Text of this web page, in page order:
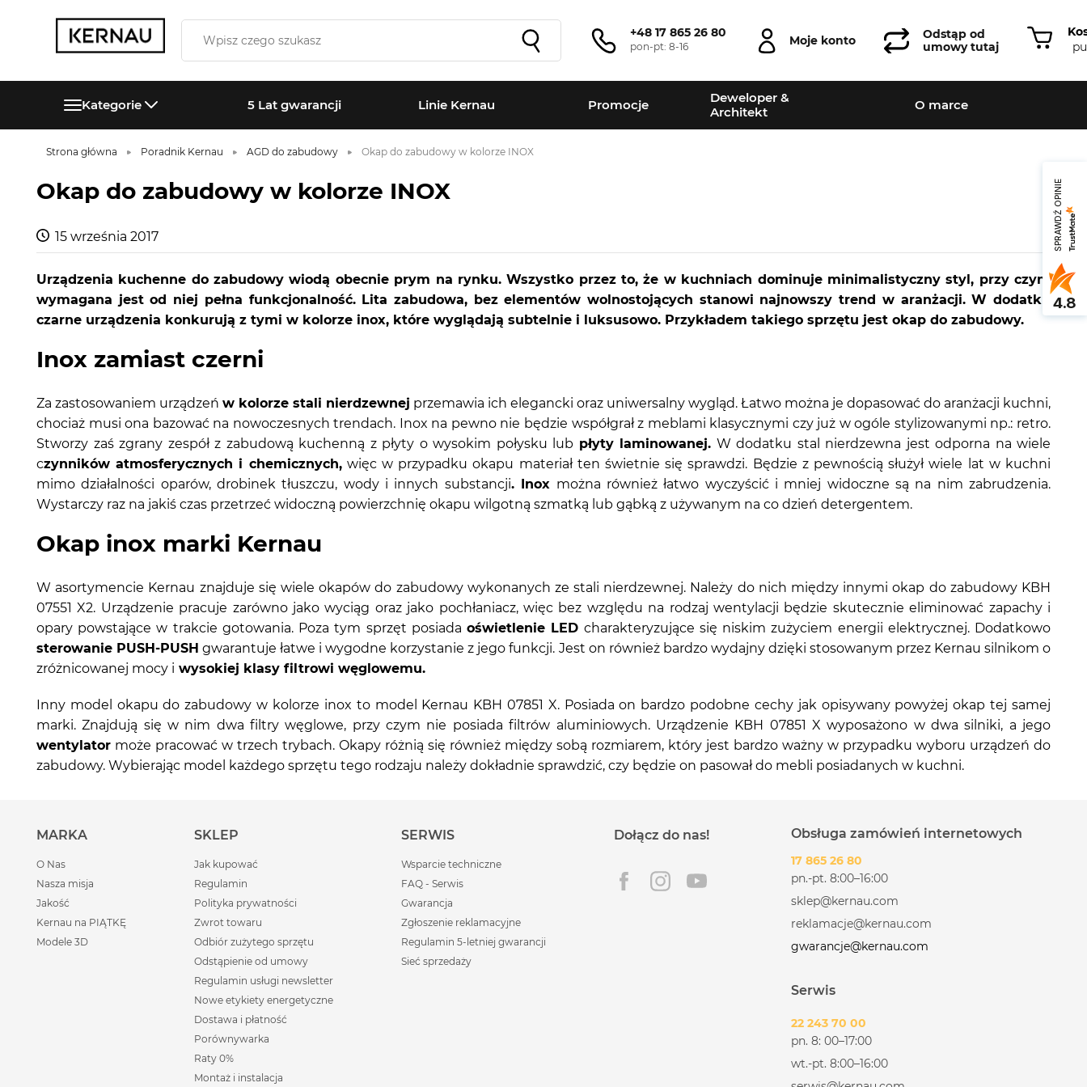
+48 17 865 26 80
pon-pt: 8-16 Moje konto
Odstąp od
umowy tutaj
Kategorie 5 Lat gwarancji Linie Kernau Promocje
Deweloper &
Architekt
O marce
Strona główna Poradnik Kernau AGD do zabudowy Okap do zabudowy w kolorze INOX
Okap do zabudowy w kolorze INOX
15 września 2017
Urządzenia kuchenne do zabudowy wiodą obecnie prym na rynku. Wszystko przez to, że w kuchniach dominuje minimalistyczny styl, przy czym
wymagana jest od niej pełna funkcjonalność. Lita zabudowa, bez elementów wolnostojących stanowi najnowszy trend w aranżacji. W dodatku
czarne urządzenia konkurują z tymi w kolorze inox, które wyglądają subtelnie i luksusowo. Przykładem takiego sprzętu jest okap do zabudowy.
Inox zamiast czerni
Za zastosowaniem urządzeń w kolorze stali nierdzewnej przemawia ich elegancki oraz uniwersalny wygląd. Łatwo można je dopasować do aranżacji kuchni,
chociaż musi ona bazować na nowoczesnych trendach. Inox na pewno nie będzie współgrał z meblami klasycznymi czy już w ogóle stylizowanymi np.: retro.
Stworzy zaś zgrany zespół z zabudową kuchenną z płyty o wysokim połysku lub płyty laminowanej. W dodatku stal nierdzewna jest odporna na wiele
czynników atmosferycznych i chemicznych,więc w przypadku okapu materiał ten świetnie się sprawdzi. Będzie z pewnością służył wiele lat w kuchni
mimo działalności oparów, drobinek tłuszczu, wody i innych substancji. Inox można również łatwo wyczyścić i mniej widoczne są na nim zabrudzenia.
Wystarczy raz na jakiś czas przetrzeć widoczną powierzchnię okapu wilgotną szmatką lub gąbką z używanym na co dzień detergentem.
Okap inox marki Kernau
W asortymencie Kernau znajduje się wiele okapów do zabudowy wykonanych ze stali nierdzewnej. Należy do nich między innymi okap do zabudowy KBH
07551 X2. Urządzenie pracuje zarówno jako wyciąg oraz jako pochłaniacz, więc bez względu na rodzaj wentylacji będzie skutecznie eliminować zapachy i
opary powstające w trakcie gotowania. Poza tym sprzęt posiadaoświetlenie LED charakteryzujące się niskim zużyciem energii elektrycznej. Dodatkowo
sterowanie PUSH-PUSH gwarantuje łatwe i wygodne korzystanie z jego funkcji. Jest on również bardzo wydajny dzięki stosowanym przez Kernau silnikom o
zróżnicowanej mocy i wysokiej klasy filtrowi węglowemu.
Inny model okapu do zabudowy w kolorze inox to model Kernau KBH 07851 X. Posiada on bardzo podobne cechy jak opisywany powyżej okap tej samej
marki. Znajdują się w nim dwa filtry węglowe, przy czym nie posiada filtrów aluminiowych. Urządzenie KBH 07851 X wyposażono w dwa silniki, a jego
wentylator może pracować w trzech trybach. Okapy różnią się również między sobą rozmiarem, który jest bardzo ważny w przypadku wyboru urządzeń do
zabudowy. Wybierając model każdego sprzętu tego rodzaju należy dokładnie sprawdzić, czy będzie on pasował do mebli posiadanych w kuchni.
MARKA
O Nas
Nasza misja
Jakość
Kernau na PIĄTKĘ
Modele 3D
SKLEP
Jak kupować
Regulamin
Polityka prywatności
Zwrot towaru
Odbiór zużytego sprzętu
Odstąpienie od umowy
Regulamin usługi newsletter
Nowe etykiety energetyczne
Dostawa i płatność
Porównywarka
Raty 0%
Montaż i instalacja
SERWIS
Wsparcie techniczne
FAQ - Serwis
Gwarancja
Zgłoszenie reklamacyjne
Regulamin 5-letniej gwarancji
Sieć sprzedaży
Dołącz do nas! Obsługa zamówień internetowych
17 865 26 80
pn.-pt. 8:00–16:00
sklep@kernau.com
reklamacje@kernau.com
gwarancje@kernau.com
Serwis
22 243 70 00
pn. 8: 00–17:00
wt.-pt. 8:00–16:00
SPRAWDŹ OPINIE
4.8